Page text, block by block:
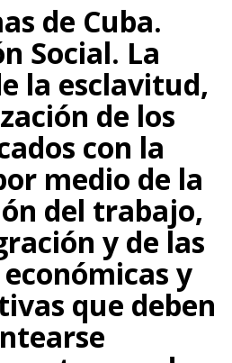
de Cuba.
Social. La
la esclavitud,
de los
con la
medio de la
del trabajo,
y de las
y
que deben